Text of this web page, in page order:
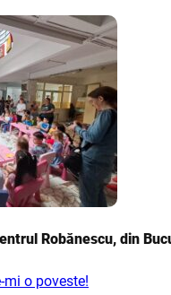
Robănescu, din
mi o poveste!